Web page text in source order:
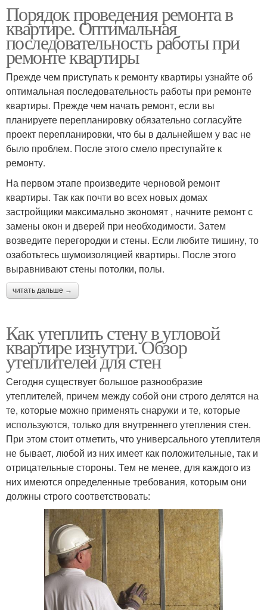
Порядок проведения ремонта в
квартире. Оптимальная
последовательность работы при
ремонте квартиры
Прежде чем приступать к ремонту квартиры узнайте об
оптимальная последовательность работы при ремонте
квартиры. Прежде чем начать ремонт, если вы
планируете перепланировку обязательно согласуйте
проект перепланировки, что бы в дальнейшем у вас не
было проблем. После этого смело преступайте к
ремонту.
На первом этапе произведите черновой ремонт
квартиры. Так как почти во всех новых домах
застройщики максимально экономят , начните ремонт с
замены окон и дверей при необходимости. Затем
возведите перегородки и стены. Если любите тишину, то
озаботьтесь шумоизоляцией квартиры. После этого
выравнивают стены потолки, полы.
читать дальше →
Как утеплить стену в угловой
квартире изнутри. Обзор
утеплителей для стен
Сегодня существует большое разнообразие
утеплителей, причем между собой они строго делятся на
те, которые можно применять снаружи и те, которые
используются, только для внутреннего утепления стен.
При этом стоит отметить, что универсального утеплителя
не бывает, любой из них имеет как положительные, так и
отрицательные стороны. Тем не менее, для каждого из
них имеются определенные требования, которым они
должны строго соответствовать: